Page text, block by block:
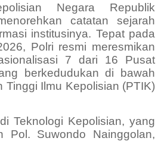
Negara Republik
catatan sejarah
institusinya. Tepat pada
Polri resmi meresmikan
7 dari 16 Pusat
berkedudukan di bawah
Tinggi Ilmu Kepolisian (PTIK)
Teknologi Kepolisian, yang
Pol. Suwondo Nainggolan,